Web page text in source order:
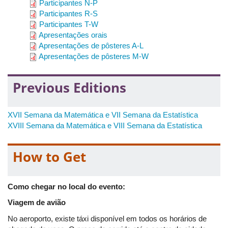
Participantes N-P
Participantes R-S
Participantes T-W
Apresentações orais
Apresentações de pôsteres A-L
Apresentações de pôsteres M-W
Previous Editions
XVII Semana da Matemática e VII Semana da Estatística
XVIII Semana da Matemática e VIII Semana da Estatística
How to Get
Como chegar no local do evento:
Viagem de avião
No aeroporto, existe táxi disponível em todos os horários de